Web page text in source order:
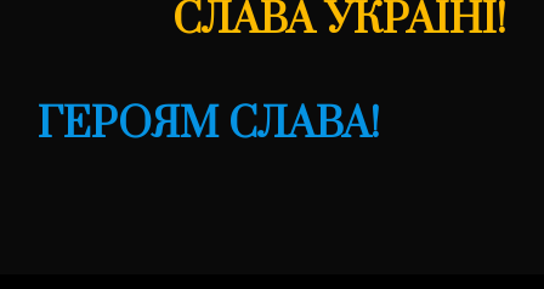
СЛАВА УКРАЇНІ!
ГЕРОЯМ СЛАВА!